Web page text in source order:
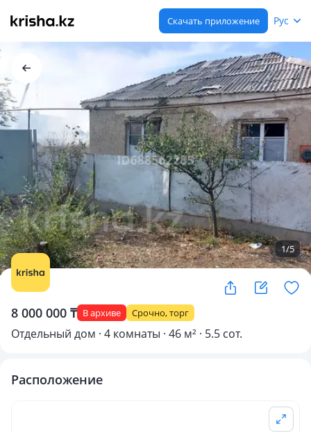
Скачать приложение Рус
1/5
8 000 000 ₸ В архиве Срочно, торг
Отдельный дом · 4 комнаты · 46 м² · 5.5 сот.
Расположение